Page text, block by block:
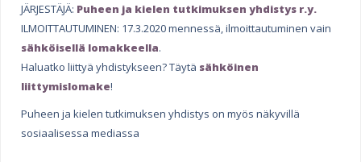
JÄRJESTÄJÄ: Puheen ja kielen tutkimuksen yhdistys r.y.
ILMOITTAUTUMINEN: 17.3.2020 mennessä, ilmoittautuminen vain
sähköisellä lomakkeella.
Haluatko liittyä yhdistykseen? Täytä sähköinen
liittymislomake!
Puheen ja kielen tutkimuksen yhdistys on myös näkyvillä
sosiaalisessa mediassa